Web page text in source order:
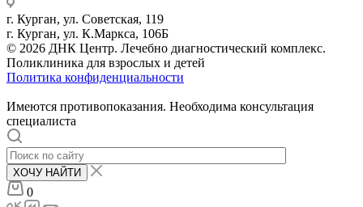
г. Курган, ул. Советская, 119
г. Курган, ул. К.Маркса, 106Б
© 2026 ДНК Центр. Лечебно диагностический комплекс.
Поликлиника для взрослых и детей
Политика конфиденциальности
Имеются противопоказания. Необходима консультация
специалиста
ХОЧУ НАЙТИ
0